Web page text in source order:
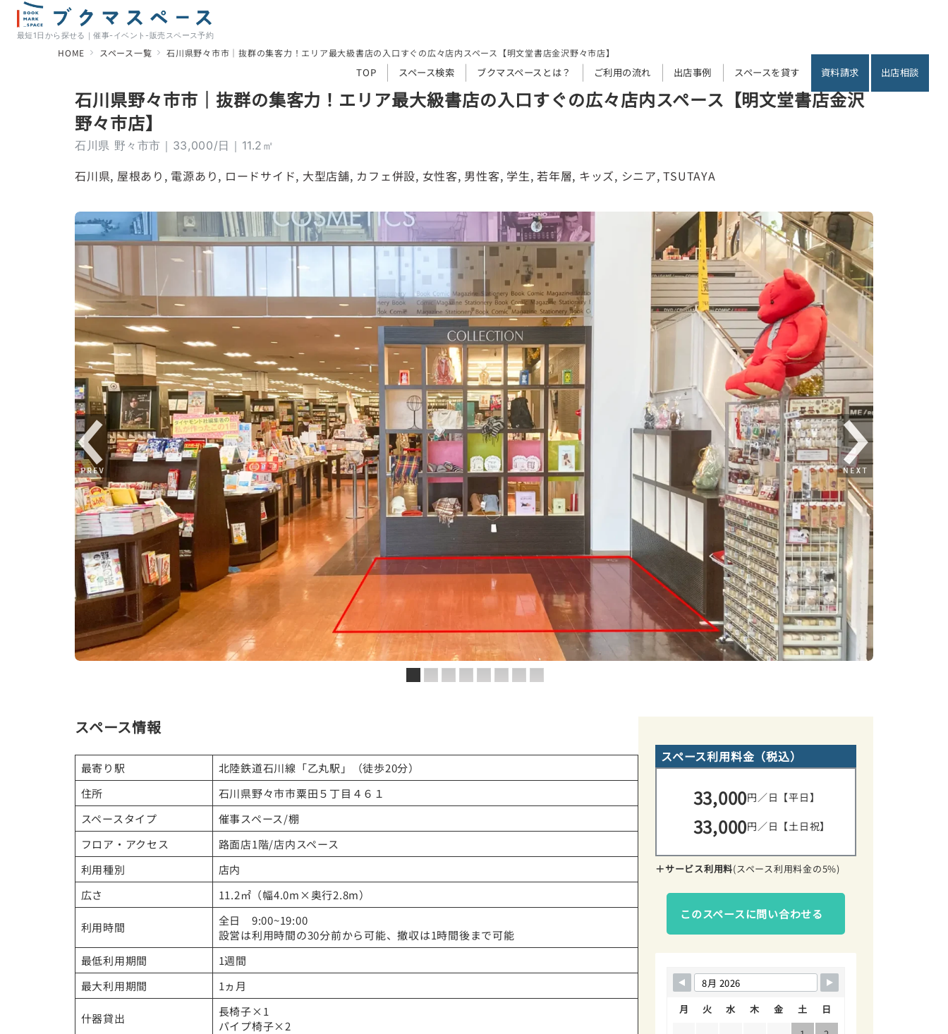
最短1日から探せる｜催事-イベント-販売スペース予約
TOP スペース検索 ブクマスペースとは？ ご利用の流れ 出店事例 スペースを貸す 資料請求 出店相談
HOME スペース一覧 石川県野々市市｜抜群の集客力！エリア最大級書店の入口すぐの広々店内スペース【明文堂書店金沢野々市店】
石川県野々市市｜抜群の集客力！エリア最大級書店の入口すぐの広々店内スペース【明文堂書店金沢
野々市店】
石川県 野々市市｜33,000/日｜11.2㎡
石川県, 屋根あり , 電源あり, ロードサイド, 大型店舗, カフェ併設, 女性客, 男性客, 学生, 若年層, キッズ, シニア, TSUTAYA
書店入口を入ってすぐの位置ですので、来店客には必ず目に留まるスペースです
スペース情報
最寄り駅
北陸鉄道石川線「乙丸駅」（徒歩20分）
住所
石川県野々市市粟田５丁目４６１
スペースタイプ
催事スペース/棚
フロア・アクセス
路面店1階/店内スペース
利用種別
店内
広さ
11.2㎡（幅4.0m×奥行2.8m）
利用時間
全日 9:00~19:00
設営は利用時間の30分前から可能、撤収は1時間後まで可能
最低利用期間
1週間
最大利用期間
1ヵ月
什器貸出
長椅子×1
パイプ椅子×2
スペース利用料金（税込）
33,000円／日【平日】
33,000円／日【土日祝】
＋サービス利用料(スペース利用料金の5%)
このスペースに問い合わせる
月 火 水 木 金 土
日